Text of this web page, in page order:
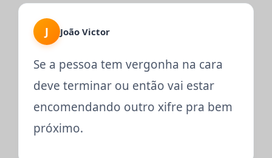
J João Victor
Se a pessoa tem vergonha na cara
deve terminar ou então vai estar
encomendando outro xifre pra bem
próximo.